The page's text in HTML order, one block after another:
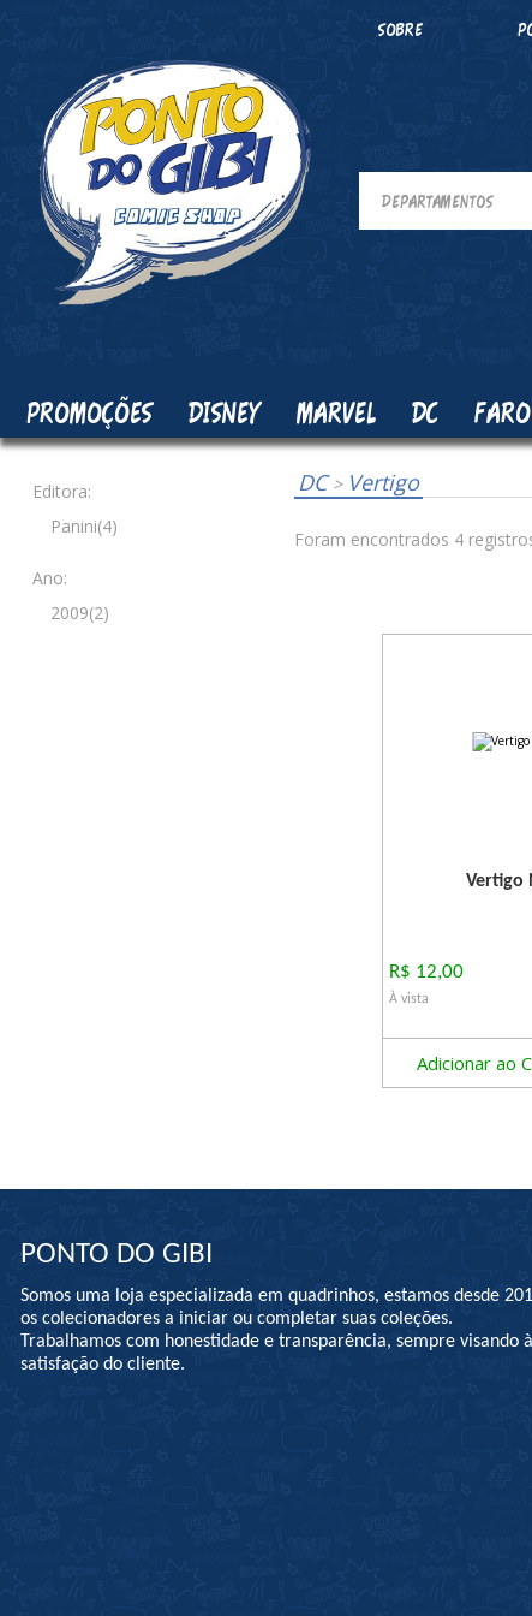
SOBRE
PROMOÇÕES DISNEY MARVEL DC
Editora:
Panini(4)
Ano:
2009(2)
DC> Vertigo
Foram encontrados 4
Vertigo
R$ 12,00
À vista
Adicionar ao
PONTO DO GIBI
Somos uma loja especializada em quadrinhos, estamos desde
os colecionadores a iniciar ou completar suas coleções.
Trabalhamos com honestidade e transparência, sempre visando
satisfação do cliente.